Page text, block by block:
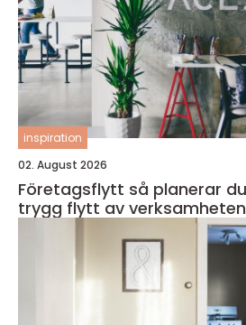
inspiration
02. August 2026
Företagsflytt så planerar du en smidig och
trygg flytt av verksamheten